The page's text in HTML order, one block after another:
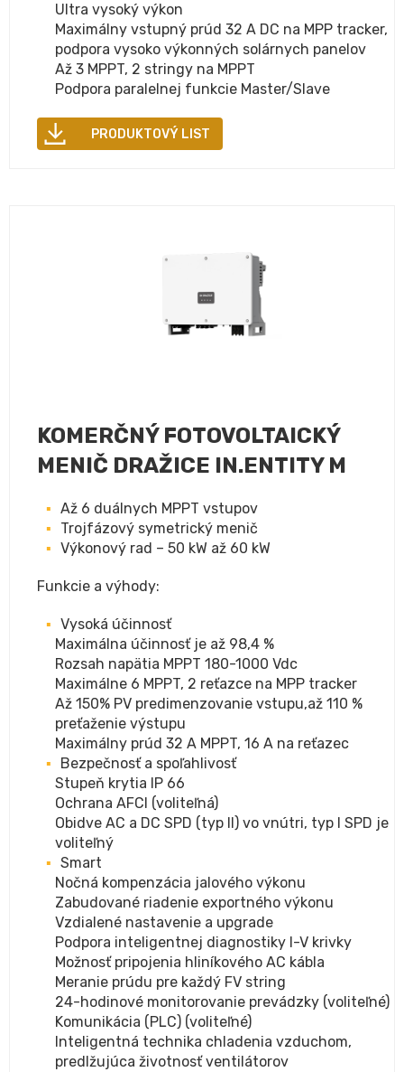
Ultra vysoký výkon
Maximálny vstupný prúd 32 A DC na MPP tracker,
podpora vysoko výkonných solárnych panelov
Až 3 MPPT, 2 stringy na MPPT
Podpora paralelnej funkcie Master/Slave
PRODUKTOVÝ LIST
KOMERČNÝ FOTOVOLTAICKÝ
MENIČ DRAŽICE IN.ENTITY M
Až 6 duálnych MPPT vstupov
Trojfázový symetrický menič
Výkonový rad – 50 kW až 60 kW
Funkcie a výhody:
Vysoká účinnosť
Maximálna účinnosť je až 98,4 %
Rozsah napätia MPPT 180-1000 Vdc
Maximálne 6 MPPT, 2 reťazce na MPP tracker
Až 150% PV predimenzovanie vstupu,až 110 %
preťaženie výstupu
Maximálny prúd 32 A MPPT, 16 A na reťazec
Bezpečnosť a spoľahlivosť
Stupeň krytia IP 66
Ochrana AFCI (voliteľná)
Obidve AC a DC SPD (typ II) vo vnútri, typ I SPD je
voliteľný
Smart
Nočná kompenzácia jalového výkonu
Zabudované riadenie exportného výkonu
Vzdialené nastavenie a upgrade
Podpora inteligentnej diagnostiky I-V krivky
Možnosť pripojenia hliníkového AC kábla
Meranie prúdu pre každý FV string
24-hodinové monitorovanie prevádzky (voliteľné)
Komunikácia (PLC) (voliteľné)
Inteligentná technika chladenia vzduchom,
predlžujúca životnosť ventilátorov